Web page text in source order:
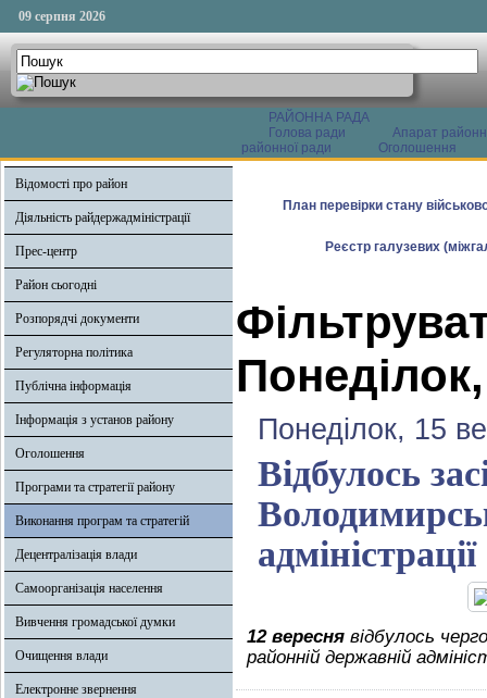
09 серпня 2026
РАЙОННА РАДА
Голова ради
Апарат
районної ради
Оголошення
Відомості про район
Діяльність райдержадміністрації
Прес-центр
Район сьогодні
Розпорядчі документи
Регуляторна політика
Публічна інформація
Інформація з установ району
Оголошення
Програми та стратегії району
Виконання програм та стратегій
Децентралізація влади
Самоорганізація населення
Вивчення громадської думки
Очищення влади
Електронне звернення
План перевірки стану
Реєстр галузевих
Понеділок, 15
Відбулось
адміністрації
12 вересня відбулось
районній державній